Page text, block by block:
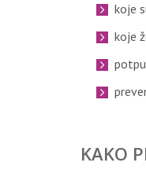
koje
koje
KAKO